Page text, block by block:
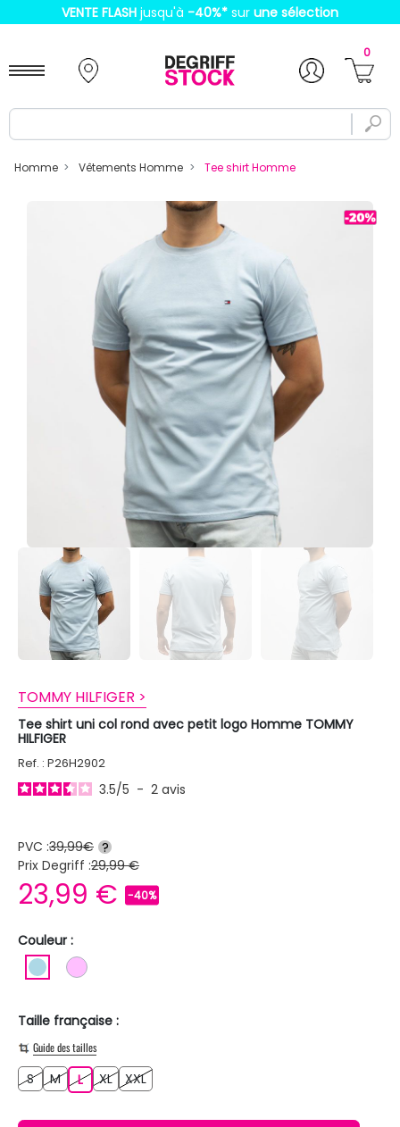
VENTE FLASH jusqu'à -40%* sur une sélection
0
Homme Vêtements Homme Tee shirt Homme
TOMMY HILFIGER >
Tee shirt uni col rond avec petit logo Homme TOMMY
HILFIGER
Ref. : P26H2902
3.5/5 - 2 avis
PVC :39,99€ ?
Prix Degriff :29,99 €
23,99 € -40%
Couleur :
BLEU CLAIRROSE CLAIR
Taille française :
Guide des tailles
SS MM LL XLXL XXLXXL